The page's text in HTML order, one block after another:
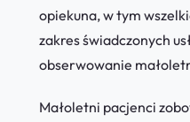
opiekuna, w tym
zakres świadczonych
obserwowanie
Małoletni pacjenci